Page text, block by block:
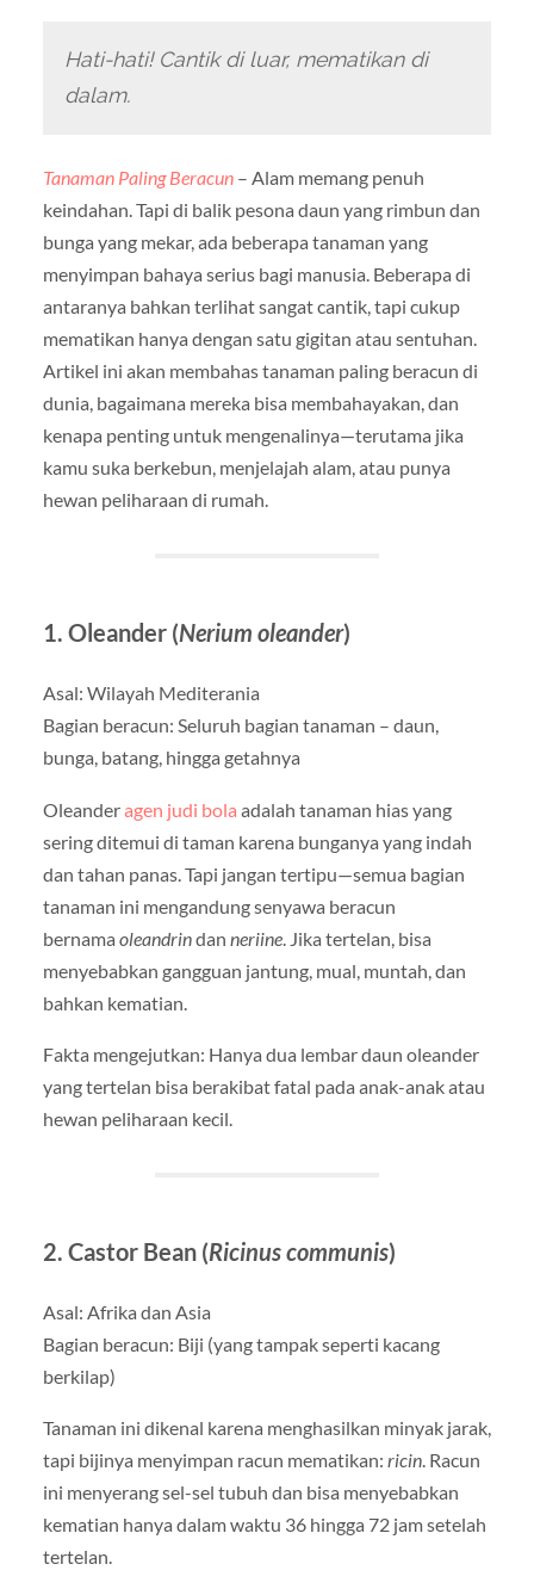
Hati-hati! Cantik di luar, mematikan di
dalam.
Tanaman Paling Beracun – Alam memang penuh
keindahan. Tapi di balik pesona daun yang rimbun dan
bunga yang mekar, ada beberapa tanaman yang
menyimpan bahaya serius bagi manusia. Beberapa di
antaranya bahkan terlihat sangat cantik, tapi cukup
mematikan hanya dengan satu gigitan atau sentuhan.
Artikel ini akan membahas tanaman paling beracun di
dunia, bagaimana mereka bisa membahayakan, dan
kenapa penting untuk mengenalinya—terutama jika
kamu suka berkebun, menjelajah alam, atau punya
hewan peliharaan di rumah.
1. Oleander (Nerium oleander)
Asal: Wilayah Mediterania
Bagian beracun: Seluruh bagian tanaman – daun,
bunga, batang, hingga getahnya
Oleanderagen judi bola adalah tanaman hias yang
sering ditemui di taman karena bunganya yang indah
dan tahan panas. Tapi jangan tertipu—semua bagian
tanaman ini mengandung senyawa beracun
bernama oleandrindan neriine. Jika tertelan, bisa
menyebabkan gangguan jantung, mual, muntah, dan
bahkan kematian.
Fakta mengejutkan: Hanya dua lembar daun oleander
yang tertelan bisa berakibat fatal pada anak-anak atau
hewan peliharaan kecil.
2. Castor Bean (Ricinus communis)
Asal: Afrika dan Asia
Bagian beracun: Biji (yang tampak seperti kacang
berkilap)
Tanaman ini dikenal karena menghasilkan minyak jarak,
tapi bijinya menyimpan racun mematikan: ricin. Racun
ini menyerang sel-sel tubuh dan bisa menyebabkan
kematian hanya dalam waktu 36 hingga 72 jam setelah
tertelan.